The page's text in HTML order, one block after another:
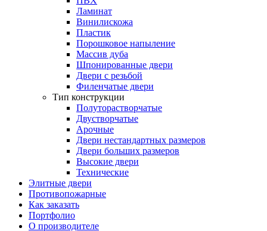
Ламинат
Винилискожа
Пластик
Порошковое напыление
Массив дуба
Шпонированные двери
Двери с резьбой
Филенчатые двери
Тип конструкции
Полуторастворчатые
Двустворчатые
Арочные
Двери нестандартных размеров
Двери больших размеров
Высокие двери
Технические
Элитные двери
Противопожарные
Как заказать
Портфолио
О производителе